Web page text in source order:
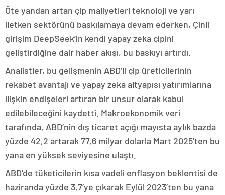
Öte yandan artan çip maliyetleri teknoloji ve yarı
iletken sektörünü baskılamaya devam ederken, Çinli
girişim DeepSeek’in kendi yapay zeka çipini
geliştirdiğine dair haber akışı, bu baskıyı artırdı.
Analistler, bu gelişmenin ABD’li çip üreticilerinin
rekabet avantajı ve yapay zeka altyapısı yatırımlarına
ilişkin endişeleri artıran bir unsur olarak kabul
edilebileceğini kaydetti. Makroekonomik veri
tarafında, ABD’nin dış ticaret açığı mayısta aylık bazda
yüzde 42,2 artarak 77,6 milyar dolarla Mart 2025’ten bu
yana en yüksek seviyesine ulaştı.
ABD’de tüketicilerin kısa vadeli enflasyon beklentisi de
haziranda yüzde 3,7’ye çıkarak Eylül 2023’ten bu yana